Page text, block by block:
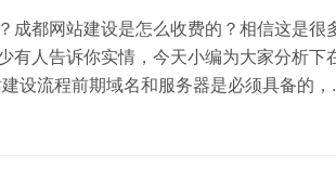
成都网站建设是怎么收费的？相信这是很
有人告诉你实情，今天小编为大家分析下
设流程前期域名和服务器是必须具备的，
要前端美工以及后端程序员的技术支持，